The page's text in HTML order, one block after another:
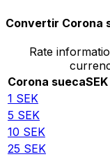
Convertir Corona
Rate
Corona suecaSEK
1 SEK
5 SEK
10 SEK
25 SEK